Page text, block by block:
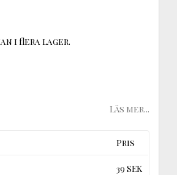
i flera lager.
Läs mer...
Pris
39 SEK